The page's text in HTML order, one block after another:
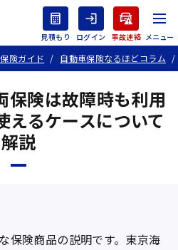
見積もり ログイン 事故連絡
険ガイド 自動車保険なるほどコラム
保険は故障時も利用
えるケースについて
解説
保険商品の説明です。東京海